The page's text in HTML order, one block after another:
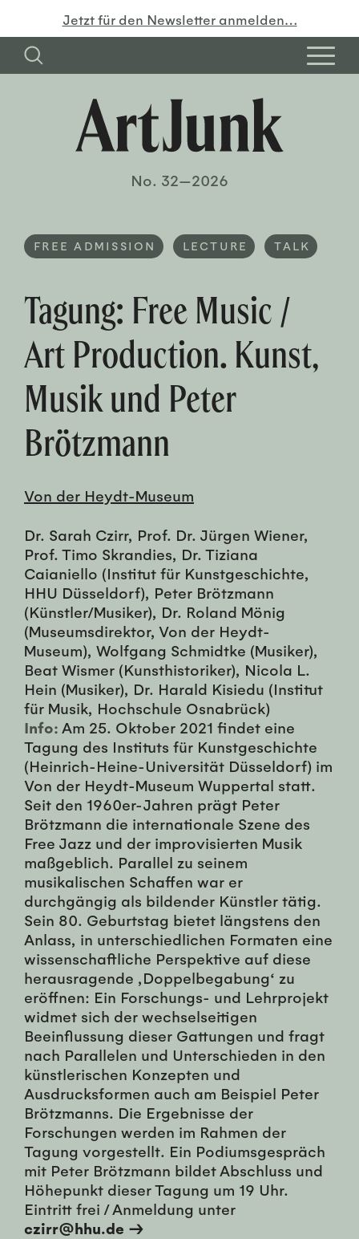
Jetzt für den Newsletter anmelden…
No. 32—2026
FREE ADMISSION LECTURE TALK
Tagung: Free Music /
Art Production. Kunst,
Musik und Peter
Brötzmann
Von der Heydt-Museum
Dr. Sarah Czirr, Prof. Dr. Jürgen Wiener,
Prof. Timo Skrandies, Dr. Tiziana
Caianiello (Institut für Kunstgeschichte,
HHU Düsseldorf), Peter Brötzmann
(Künstler/Musiker), Dr. Roland Mönig
(Museumsdirektor, Von der Heydt-
Museum), Wolfgang Schmidtke (Musiker),
Beat Wismer (Kunsthistoriker), Nicola L.
Hein (Musiker), Dr. Harald Kisiedu (Institut
für Musik, Hochschule Osnabrück)
Info: Am 25. Oktober 2021 findet eine
Tagung des Instituts für Kunstgeschichte
(Heinrich-Heine-Universität Düsseldorf) im
Von der Heydt-Museum Wuppertal statt.
Seit den 1960er-Jahren prägt Peter
Brötzmann die internationale Szene des
Free Jazz und der improvisierten Musik
maßgeblich. Parallel zu seinem
musikalischen Schaffen war er
durchgängig als bildender Künstler tätig.
Sein 80. Geburtstag bietet längstens den
Anlass, in unterschiedlichen Formaten eine
wissenschaftliche Perspektive auf diese
herausragende ,Doppelbegabung‘ zu
eröffnen: Ein Forschungs- und Lehrprojekt
widmet sich der wechselseitigen
Beeinflussung dieser Gattungen und fragt
nach Parallelen und Unterschieden in den
künstlerischen Konzepten und
Ausdrucksformen auch am Beispiel Peter
Brötzmanns. Die Ergebnisse der
Forschungen werden im Rahmen der
Tagung vorgestellt. Ein Podiumsgespräch
mit Peter Brötzmann bildet Abschluss und
Höhepunkt dieser Tagung um 19 Uhr.
Eintritt frei / Anmeldung unter
czirr@hhu.de →